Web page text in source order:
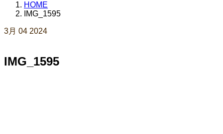
HOME
IMG_1595
3月 04 2024
IMG_1595